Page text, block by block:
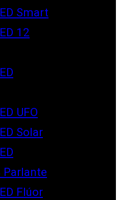
Smart
12
UFO
Solar
Parlante
Flúor